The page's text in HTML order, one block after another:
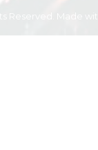
Reserved. Made